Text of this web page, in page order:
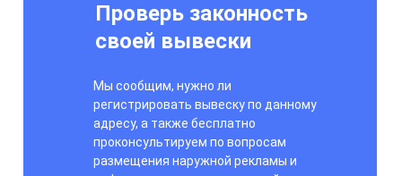
Мы сообщим, нужно ли
регистрировать вывеску по данному
адресу, а также бесплатно
проконсультируем по вопросам
размещения наружной рекламы и
Проверь законность
своей вывески